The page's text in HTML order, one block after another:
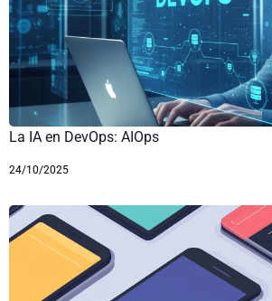
La IA en DevOps: AIOps
24/10/2025